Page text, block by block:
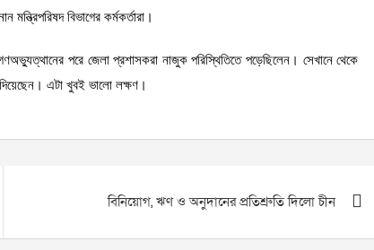
মন্ত্রিপরিষদ বিভাগের কর্মকর্তারা।
পরে জেলা প্রশাসকরা নাজুক পরিস্থিতিতে পড়েছিলেন। সেখানে থেকে
এটা খুবই ভালো লক্ষণ।
বিনিয়োগ, ঋণ ও অনুদানের প্রতিশ্রুতি দিলো চীন